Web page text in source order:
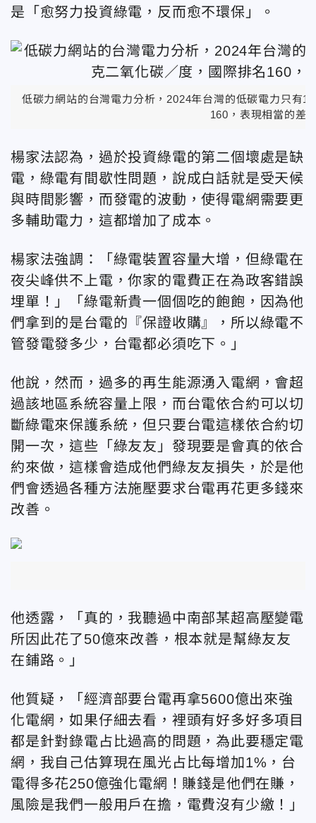
是「愈努力投資綠電，反而愈不環保」。
低碳力網站的台灣電力分析，2024年台灣的低碳電力只有
160，表現相當的差
楊家法認為，過於投資綠電的第二個壞處是缺
電，綠電有間歇性問題，說成白話就是受天候
與時間影響，而發電的波動，使得電網需要更
多輔助電力，這都增加了成本。
楊家法強調：「綠電裝置容量大增，但綠電在
夜尖峰供不上電，你家的電費正在為政客錯誤
埋單！」「綠電新貴一個個吃的飽飽，因為他
們拿到的是台電的『保證收購』，所以綠電不
管發電發多少，台電都必須吃下。」
他說，然而，過多的再生能源湧入電網，會超
過該地區系統容量上限，而台電依合約可以切
斷綠電來保護系統，但只要台電這樣依合約切
開一次，這些「綠友友」發現要是會真的依合
約來做，這樣會造成他們綠友友損失，於是他
們會透過各種方法施壓要求台電再花更多錢來
改善。
他透露，「真的，我聽過中南部某超高壓變電
所因此花了50億來改善，根本就是幫綠友友
在鋪路。」
他質疑，「經濟部要台電再拿5600億出來強
化電網，如果仔細去看，裡頭有好多好多項目
都是針對錄電占比過高的問題，為此要穩定電
網，我自己估算現在風光占比每增加1%，台
電得多花250億強化電網！賺錢是他們在賺，
風險是我們一般用戶在擔，電費沒有少繳！」